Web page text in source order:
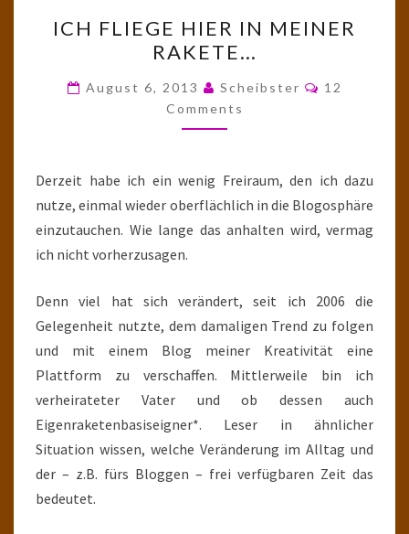
FLIEGE
HIER
IN
MEINER
RAKETE…
ICH FLIEGE HIER IN MEINER
RAKETE…
August 6, 2013 Scheibster Comments
12
Comments
Derzeit habe ich ein wenig Freiraum, den ich dazu
nutze, einmal wieder oberflächlich in die Blogosphäre
einzutauchen. Wie lange das anhalten wird, vermag
ich nicht vorherzusagen.
Denn viel hat sich verändert, seit ich 2006 die
Gelegenheit nutzte, dem damaligen Trend zu folgen
und mit einem Blog meiner Kreativität eine
Plattform zu verschaffen. Mittlerweile bin ich
verheirateter Vater und ob dessen auch
Eigenraketenbasiseigner*. Leser in ähnlicher
Situation wissen, welche Veränderung im Alltag und
der – z.B. fürs Bloggen – frei verfügbaren Zeit das
bedeutet.